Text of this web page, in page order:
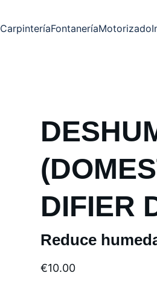
CarpinteríaFontaneríaMotorizado
DIFIER
Reduce
€10.00